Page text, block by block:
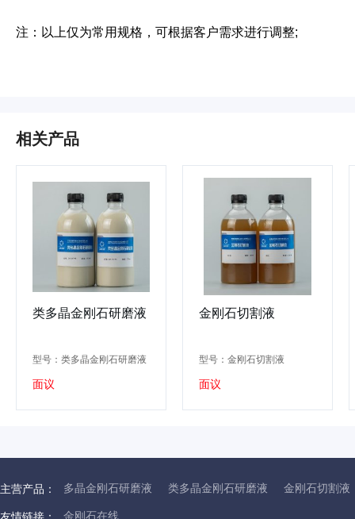
注：以上仅为常用规格，可根据客户需求进行调整;
相关产品
类多晶金刚石研磨液
型号：类多晶金刚石研磨液
面议
金刚石切割液
型号：金刚石切割液
面议
主营产品： 多晶金刚石研磨液 类多晶金刚石研磨液 金刚石切割液
金刚石在线